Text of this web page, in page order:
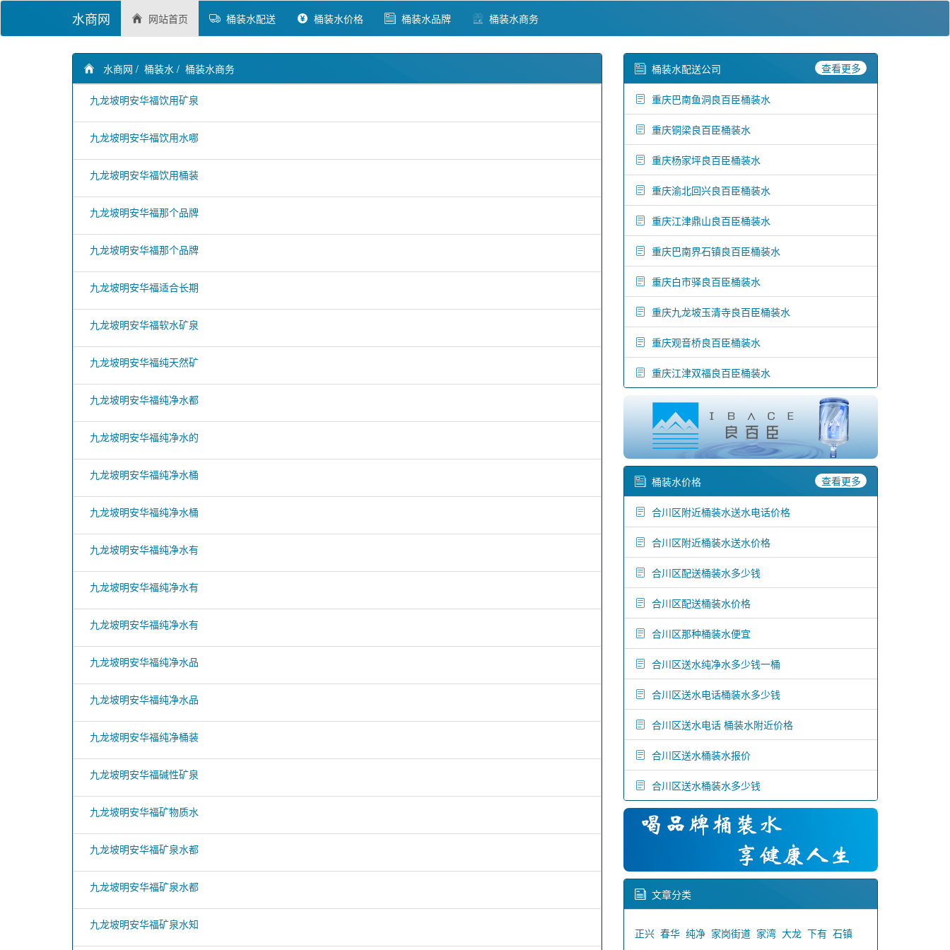
水商网 网站首页 桶装水配送 桶装水价格 桶装水品牌 桶装水商务
水商网 / 桶装水 / 桶装水商务
九龙坡明安华福饮用矿泉
九龙坡明安华福饮用水哪
九龙坡明安华福饮用桶装
九龙坡明安华福那个品牌
九龙坡明安华福那个品牌
九龙坡明安华福适合长期
九龙坡明安华福软水矿泉
九龙坡明安华福纯天然矿
九龙坡明安华福纯净水都
九龙坡明安华福纯净水的
九龙坡明安华福纯净水桶
九龙坡明安华福纯净水桶
九龙坡明安华福纯净水有
九龙坡明安华福纯净水有
九龙坡明安华福纯净水有
九龙坡明安华福纯净水品
九龙坡明安华福纯净水品
九龙坡明安华福纯净桶装
九龙坡明安华福碱性矿泉
九龙坡明安华福矿物质水
九龙坡明安华福矿泉水都
九龙坡明安华福矿泉水都
九龙坡明安华福矿泉水知
桶装水配送公司 查看更多
重庆巴南鱼洞良百臣桶装水
重庆铜梁良百臣桶装水
重庆杨家坪良百臣桶装水
重庆渝北回兴良百臣桶装水
重庆江津鼎山良百臣桶装水
重庆巴南界石镇良百臣桶装水
重庆白市驿良百臣桶装水
重庆九龙坡玉清寺良百臣桶装水
重庆观音桥良百臣桶装水
重庆江津双福良百臣桶装水
桶装水价格 查看更多
合川区附近桶装水送水电话价格
合川区附近桶装水送水价格
合川区配送桶装水多少钱
合川区配送桶装水价格
合川区那种桶装水便宜
合川区送水纯净水多少钱一桶
合川区送水电话桶装水多少钱
合川区送水电话 桶装水附近价格
合川区送水桶装水报价
合川区送水桶装水多少钱
文章分类
正兴 春华 纯净 家岗街道 家湾 大龙 下有 石镇